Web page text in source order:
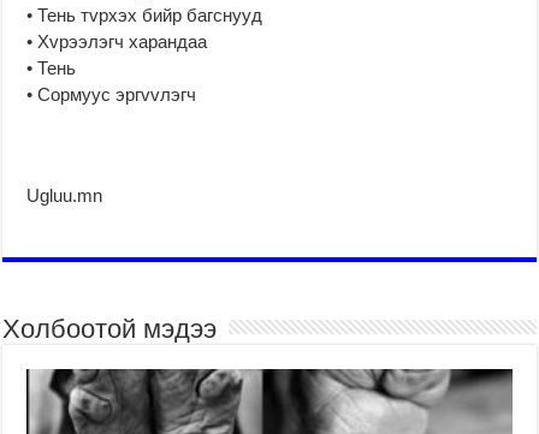
• Тень тvрхэх бийр багснууд
• Хvрээлэгч харандаа
• Тень
• Сормуус эргvvлэгч
Ugluu.mn
Холбоотой мэдээ